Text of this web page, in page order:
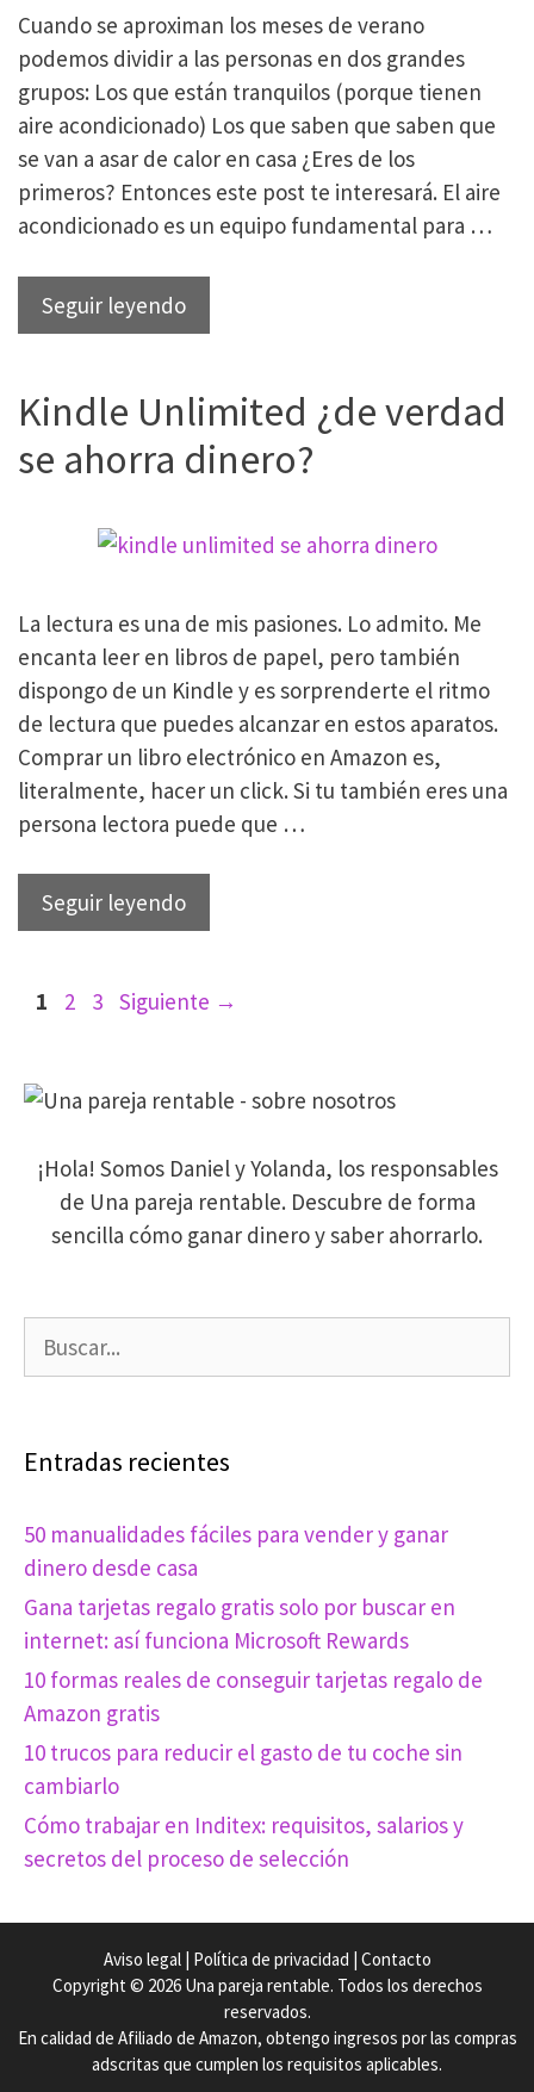
Cuando se aproximan los meses de verano
podemos dividir a las personas en dos grandes
grupos: Los que están tranquilos (porque tienen
aire acondicionado) Los que saben que saben que
se van a asar de calor en casa ¿Eres de los
primeros? Entonces este post te interesará. El aire
acondicionado es un equipo fundamental para …
Seguir leyendoAhorra
en
uso
aire
en
pasos
Kindle Unlimited ¿de verdad
se ahorra dinero?
La lectura es una de mis pasiones. Lo admito. Me
encanta leer en libros de papel, pero también
dispongo de un Kindle y es sorprenderte el ritmo
de lectura que puedes alcanzar en estos aparatos.
Comprar un libro electrónico en Amazon es,
literalmente, hacer un click. Si tu también eres una
persona lectora puede que …
Seguir leyendoKindle
Unlimited
verdad
dinero?
Navegación
Página
1 Página
2 Página
3 Siguiente →
¡Hola! Somos Daniel y Yolanda, los responsables
de Una pareja rentable. Descubre de forma
sencilla cómo ganar dinero y saber ahorrarlo.
Entradas recientes
50 manualidades fáciles para vender y ganar
dinero desde casa
Gana tarjetas regalo gratis solo por buscar en
internet: así funciona Microsoft Rewards
10 formas reales de conseguir tarjetas regalo de
Amazon gratis
10 trucos para reducir el gasto de tu coche sin
cambiarlo
Cómo trabajar en Inditex: requisitos, salarios y
secretos del proceso de selección
Aviso legal| Política de privacidad | Contacto
Copyright © 2026 Una pareja rentable. Todos los derechos
reservados.
En calidad de Afiliado de Amazon, obtengo ingresos por las compras
adscritas que cumplen los requisitos aplicables.